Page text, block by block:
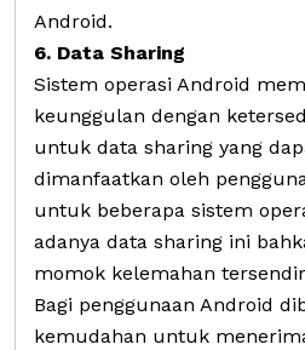
Android.
6. Data Sharing
Sistem operasi Android
keunggulan dengan
untuk data sharing yang
dimanfaatkan oleh
untuk beberapa sistem
adanya data sharing ini
momok kelemahan
Bagi penggunaan Android
kemudahan untuk